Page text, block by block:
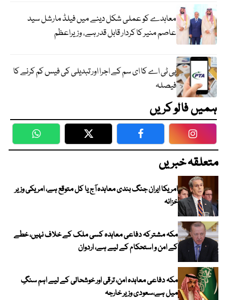
معاہدے کو عملی شکل دینے میں فیلڈ مارشل سید
عاصم منیر کا کردار قابل قدر ہے، وزیراعظم
پی ٹی اے کا ای سم کے اجرا اور تبدیلی کی فیس کم کرنے کا
فیصلہ
ہمیں فالو کریں
WhatsApp Twitter Facebook
متعلقہ خبریں
امریکا ایران جنگ بندی معاہدہ آج یا کل متوقع ہے، امریکی وزیر
خزانہ
مکہ مشترکہ دفاعی معاہدہ کسی ملک کے خلاف نہیں، خطے
کے امن و استحکام کے لیے ہے، اردوان
مکہ دفاعی معاہدہ امن، ترقی اور خوشحالی کے لیے اہم سنگِ
میل ہے،سعودی وزیر خارجہ